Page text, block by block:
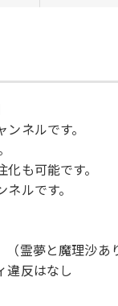
ネルです。
も可能です。
ルです。
霊夢と魔理沙あ
違反はなし